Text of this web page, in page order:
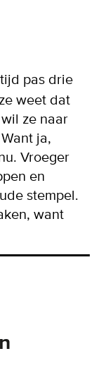
pas drie
weet dat
ze naar
ja,
Vroeger
en
stempel.
want